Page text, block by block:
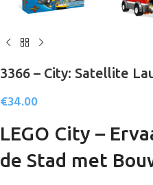
3366 – City: Satellite
€34.00
LEGO City –
de Stad met